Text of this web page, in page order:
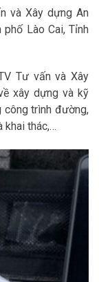
và Xây dựng An
phố Lào Cai, Tỉnh
Tư vấn và Xây
xây dựng và kỹ
công trình đường,
khai thác,…